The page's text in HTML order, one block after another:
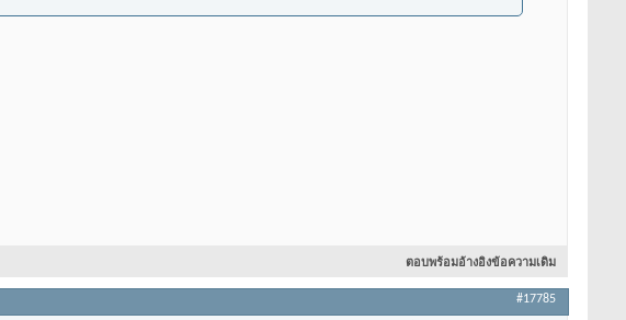
ตอบพร้อมอ้างอิงข้อความเดิม
#17785